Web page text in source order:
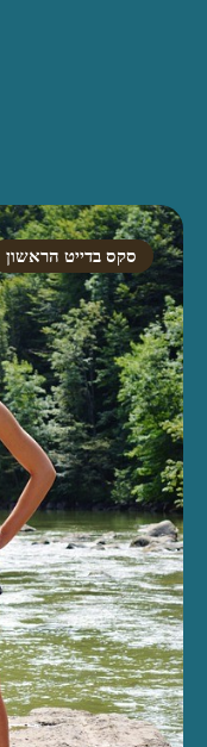
סקס בדייט הראשון